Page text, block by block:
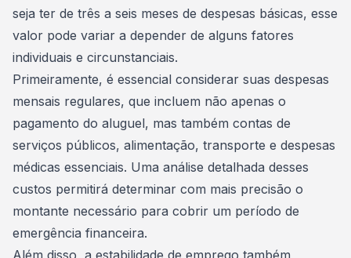
seja ter de três a seis meses de despesas básicas, esse
valor pode variar a depender de alguns fatores
individuais e circunstanciais.
Primeiramente, é essencial considerar suas despesas
mensais regulares, que incluem não apenas o
pagamento do aluguel, mas também contas de
serviços públicos, alimentação, transporte e despesas
médicas essenciais. Uma análise detalhada desses
custos permitirá determinar com mais precisão o
montante necessário para cobrir um período de
emergência financeira.
Além disso, a estabilidade de emprego também